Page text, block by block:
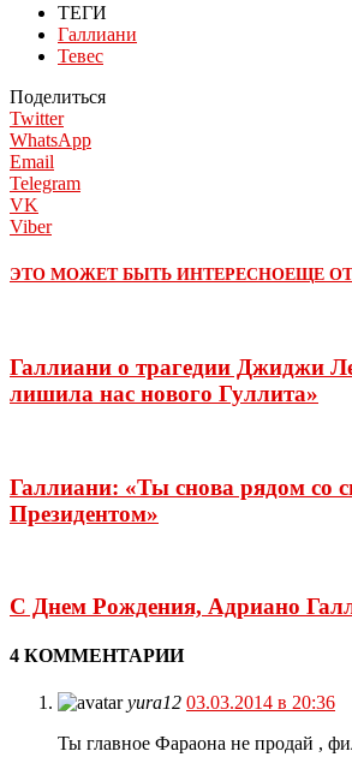
ТЕГИ
Галлиани
Тевес
Поделиться
Twitter
WhatsApp
Email
Telegram
VK
Viber
ЭТО МОЖЕТ БЫТЬ ИНТЕРЕСНОЕЩЕ
Галлиани о трагедии Джиджи
лишила нас нового Гуллита»
Галлиани: «Ты снова рядом со
Президентом»
С Днем Рождения, Адриано
4 КОММЕНТАРИИ
yura12 03.03.2014 в 20:36
Ты главное Фараона не продай ,